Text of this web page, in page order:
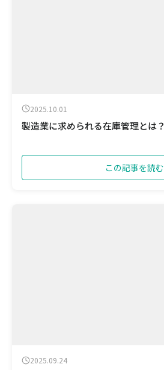
2025.10.01
製造業に求められる在庫管理とは？
この記事を読む
2025.09.24